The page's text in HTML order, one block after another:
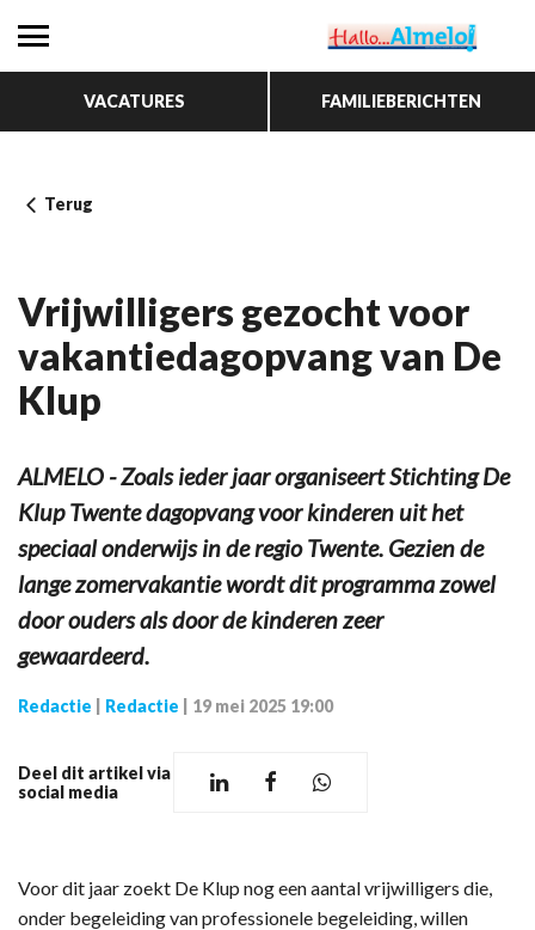
VACATURES FAMILIEBERICHTEN
Terug
Vrijwilligers gezocht voor
vakantiedagopvang van De
Klup
ALMELO - Zoals ieder jaar organiseert Stichting De
Klup Twente dagopvang voor kinderen uit het
speciaal onderwijs in de regio Twente. Gezien de
lange zomervakantie wordt dit programma zowel
door ouders als door de kinderen zeer
gewaardeerd.
Redactie Redactie 19 mei 2025 19:00
Deel dit artikel via
social media
Voor dit jaar zoekt De Klup nog een aantal vrijwilligers die,
onder begeleiding van professionele begeleiding, willen